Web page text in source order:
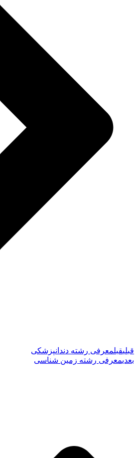
قبلیقبلمعرفی رشته دندانپزشکی
بعدیمعرفی رشته زمین شناسی